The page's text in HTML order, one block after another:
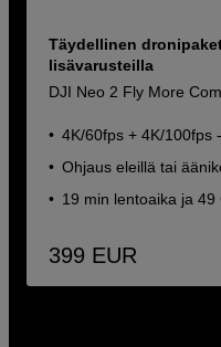
Täydellinen
lisävarusteilla
DJI Neo 2 Fly More
4K/60fps + 4K/100fps
Ohjaus eleillä tai
19 min lentoaika ja 49
399 EUR